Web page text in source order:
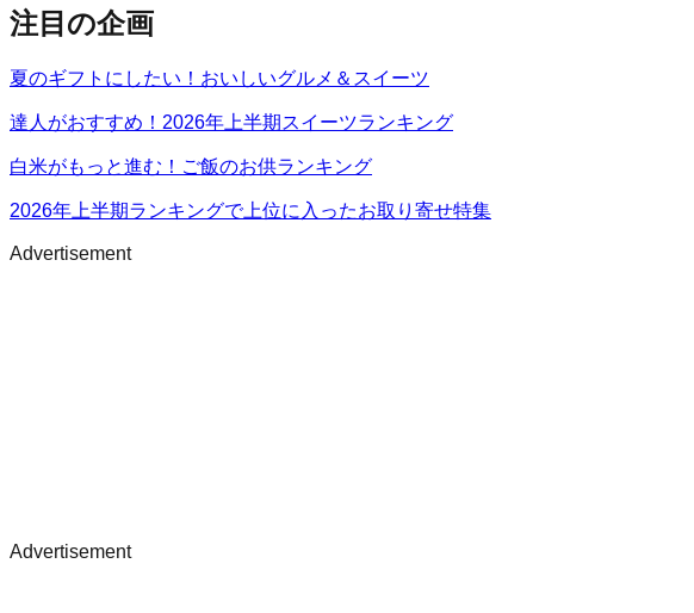
注目の企画
夏のギフトにしたい！おいしいグルメ＆スイーツ
達人がおすすめ！2026年上半期スイーツランキング
白米がもっと進む！ご飯のお供ランキング
2026年上半期ランキングで上位に入ったお取り寄せ特集
Advertisement
Advertisement